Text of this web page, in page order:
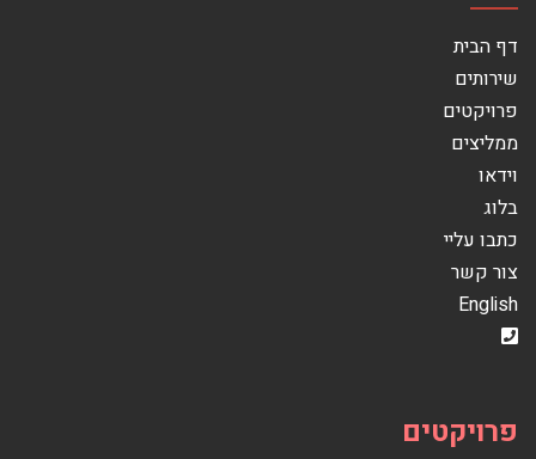
דף הבית
שירותים
פרויקטים
ממליצים
וידאו
בלוג
כתבו עליי
צור קשר
English
פרויקטים